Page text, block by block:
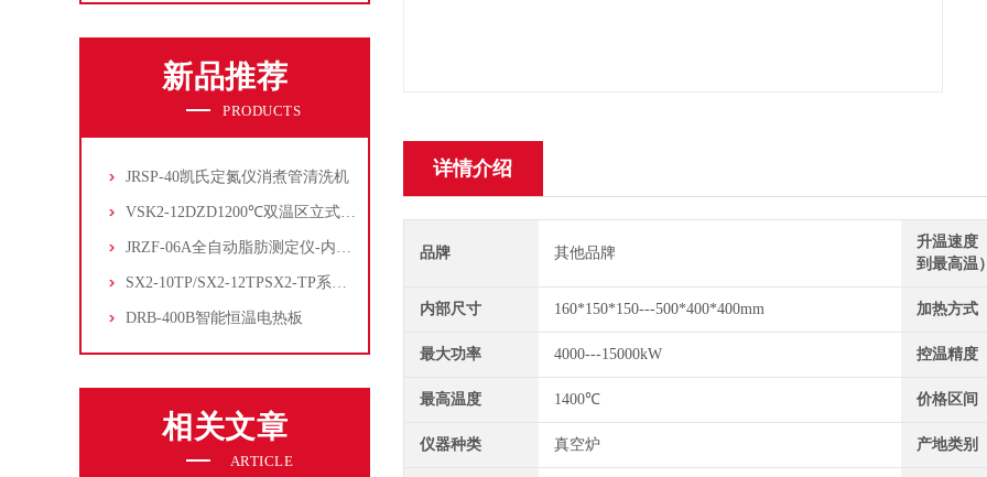
新品推荐
PRODUCTS
JRSP-40凯氏定氮仪消煮管清洗机
VSK2-12DZD1200℃双温区立式管式炉
JRZF-06A全自动脂肪测定仪-内置电子制冷系统
SX2-10TP/SX2-12TPSX2-TP系列经济型陶瓷纤维马弗炉
DRB-400B智能恒温电热板
相关文章
ARTICLE
详情介绍
品牌 其他品牌
升温速度
到最高温
内部尺寸 160*150*150---500*400*400mm 加热方式
最大功率 4000---15000kW 控温精度
最高温度 1400℃ 价格区间
仪器种类 真空炉 产地类别